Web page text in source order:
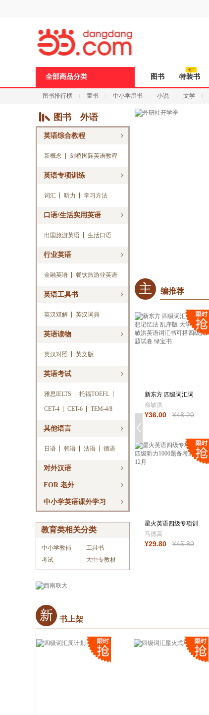
全部商品分类 图书 特装书
图书排行榜 童书 中小学用书 小说 文学
图书 外语
英语综合教程
新概念 剑桥国际英语教程
英语专项训练
词汇 听力 学习方法
口语/生活实用英语
出国旅游英语 生活口语
行业英语
金融英语 餐饮旅游业英语
英语工具书
英汉双解 英汉词典
英语读物
英汉对照 英文版
英语考试
雅思IELTS 托福TOEFL
CET-4 CET-6 TEM-4/8
其他语言
日语 韩语 法语 德语
对外汉语
FOR 老外
中小学英语课外学习
教育类相关分类
中小学教辅
工具书
考试
大中专教材
主 编推荐
新东方 四级词汇词
根+联想记忆法
俞敏洪
¥36.00 ¥48.20
星火英语四级专项训
练简四级听力10
马德高
¥29.80 ¥45.80
新 书上架
页